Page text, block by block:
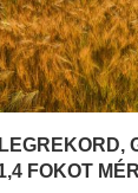
FOKOT